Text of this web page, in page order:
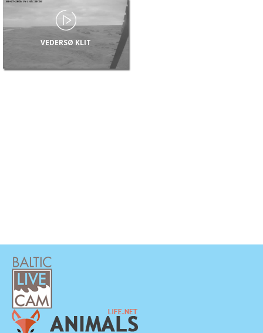
VEDERSØ KLIT